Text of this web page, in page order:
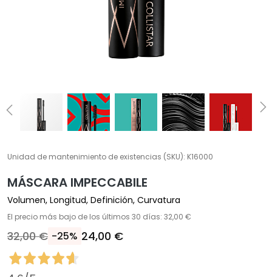
n
o
s
p
e
c
Unidad de mantenimiento de existencias (SKU): K16000
MÁSCARA IMPECCABILE
Volumen, Longitud, Definición, Curvatura
El precio más bajo de los últimos 30 días: 32,00 €
24,00 €
32,00 € -25%